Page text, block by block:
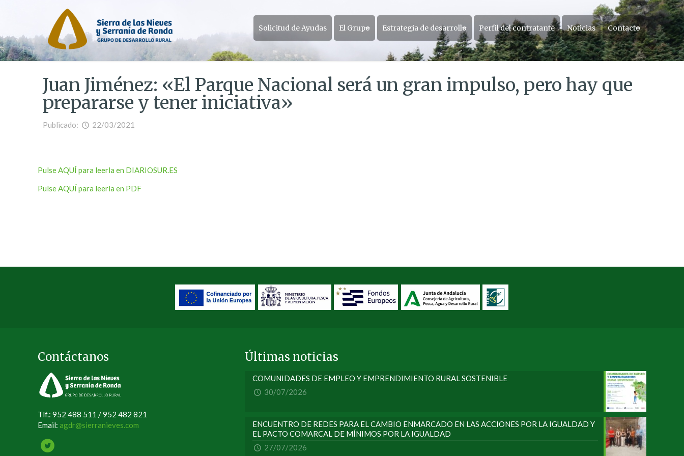
Solicitud de Ayudas El Grupo Estrategia de desarrollo Perfil del contratante Noticias Contacto
Juan Jiménez: «El Parque Nacional será un gran impulso, pero hay que
prepararse y tener iniciativa»
Publicado: 22/03/2021
Pulse AQUÍ para leerla en DIARIOSUR.ES
Pulse AQUÍ para leerla en PDF
Contáctanos
Tlf.: 952 488 511 / 952 482 821
Email: agdr@sierranieves.com
Últimas noticias
COMUNIDADES DE EMPLEO Y EMPRENDIMIENTO RURAL SOSTENIBLE
30/07/2026
ENCUENTRO DE REDES PARA EL CAMBIO ENMARCADO EN LAS ACCIONES POR LA IGUALDAD Y
EL PACTO COMARCAL DE MÍNIMOS POR LA IGUALDAD
27/07/2026